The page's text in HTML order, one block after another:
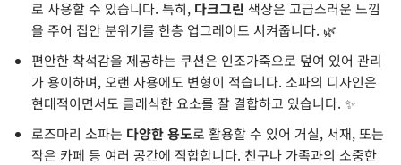
로 사용할 수 있습니다. 특히, 다크그린 색상은 고급스러운 느낌
을 주어 집안 분위기를 한층 업그레이드 시켜줍니다. 🌿
편안한 착석감을 제공하는 쿠션은 인조가죽으로 덮여 있어 관리
가 용이하며, 오랜 사용에도 변형이 적습니다. 소파의 디자인은
현대적이면서도 클래식한 요소를 잘 결합하고 있습니다. ✨
로즈마리 소파는 다양한 용도로 활용할 수 있어 거실, 서재, 또는
작은 카페 등 여러 공간에 적합합니다. 친구나 가족과의 소중한